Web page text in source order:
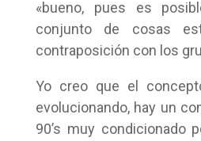
«bueno, pues es
conjunto de cosas
contraposición con los
Yo creo que el
evolucionando, hay un
90’s muy condicionado